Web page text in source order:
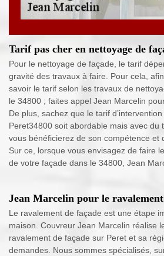
Tarif pas cher en nettoyage de
Pour le nettoyage de façade, le tarif
gravité des travaux à faire. Pour cela,
savoir le tarif selon les travaux de
le 34800 ; faites appel Jean Marcelin
De plus, sachez que le tarif
Peret34800 soit abordable mais avec du
vous bénéficierez de son compétence et
Sur ce, lorsque vous envisagez de faire
de votre façade dans le 34800, Jean
Jean Marcelin pour le
Le ravalement de façade est une étape
maison. Couvreur Jean Marcelin réalise
ravalement de façade sur Peret et sa
demandes. Nous sommes spécialisés,